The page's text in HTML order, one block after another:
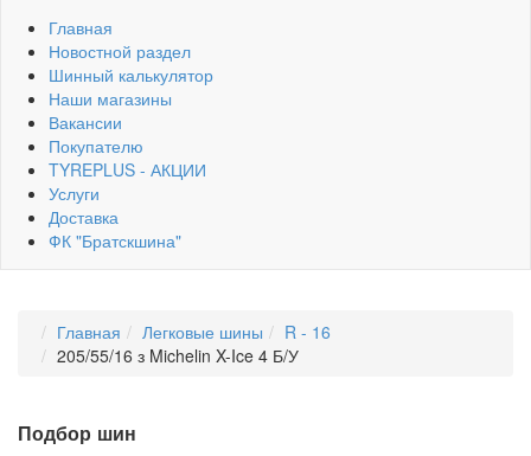
Главная
Новостной раздел
Шинный калькулятор
Наши магазины
Вакансии
Покупателю
TYREPLUS - АКЦИИ
Услуги
Доставка
ФК "Братскшина"
Главная Легковые шины
R - 16
205/55/16 з Michelin X-Ice 4 Б/У
Подбор шин